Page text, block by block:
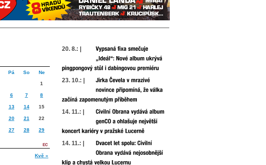
Pá So Ne
1
6 7 8
13 14 15
20 21 22
27 28 29
Kvě »
20. 8.: |
23. 10.: |
14. 11.: |
14. 11.: |